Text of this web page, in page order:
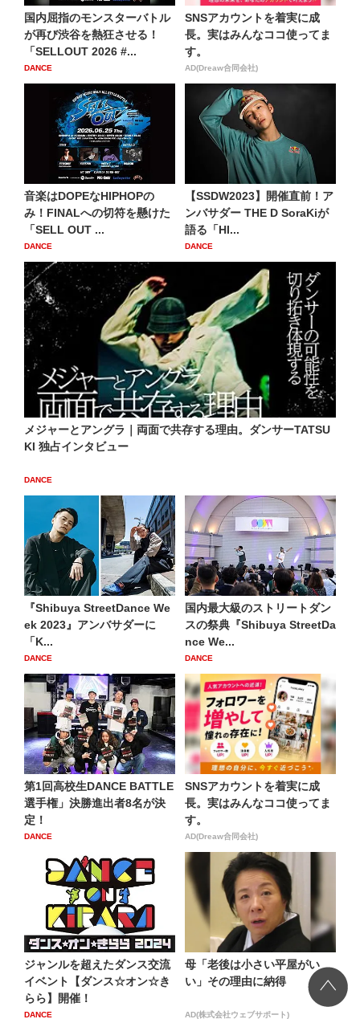
国内屈指のモンスターバトル
が再び渋谷を熱狂させる！
「SELLOUT 2026 #...
DANCE
SNSアカウントを着実に成
長。実はみんなココ使ってま
す。
AD(Dreaw合同会社)
音楽はDOPEなHIPHOPの
み！FINALへの切符を懸けた
「SELL OUT ...
DANCE
【SSDW2023】開催直前！ア
ンバサダー THE D SoraKiが
語る「HI...
DANCE
メジャーとアングラ｜両面で共存する理由。ダンサーTATSU
KI 独占インタビュー
DANCE
『Shibuya StreetDance We
ek 2023』アンバサダーに
「K...
DANCE
国内最大級のストリートダン
スの祭典『Shibuya StreetDa
nce We...
DANCE
第1回高校生DANCE BATTLE
選手権」決勝進出者8名が決
定！
DANCE
SNSアカウントを着実に成
長。実はみんなココ使ってま
す。
AD(Dreaw合同会社)
ジャンルを超えたダンス交流
イベント【ダンス☆オン☆き
らら】開催！
DANCE
母「老後は小さい平屋がい
い」その理由に納得
AD(株式会社ウェブサポート)